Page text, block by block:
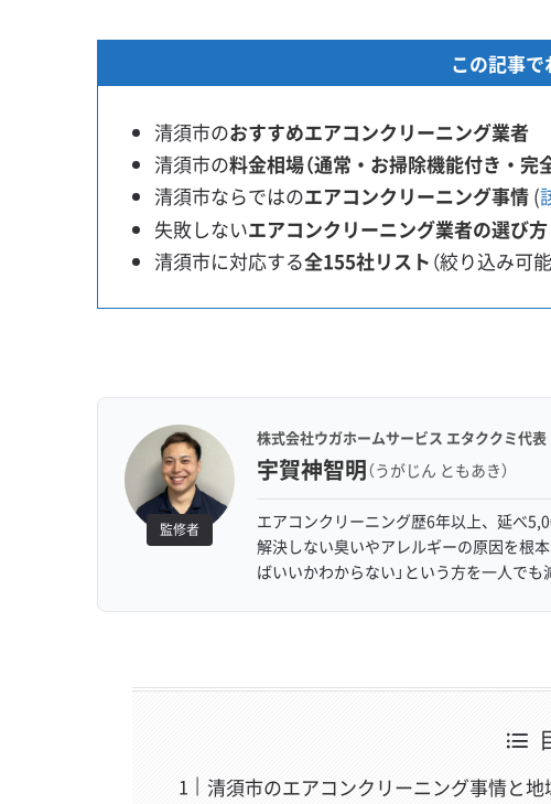
この記事で
清須市のおすすめエアコンクリーニング業者
清須市の料金相場（通常・お掃除機能付き・完
清須市ならではのエアコンクリーニング事情 (
失敗しないエアコンクリーニング業者の選び方
清須市に対応する全155社リスト （絞り込み可能
監修者
株式会社ウガホームサービス エタククミ代表
宇賀神智明（うがじん ともあき）
エアコンクリーニング歴6年以上、延べ
解決しない臭いやアレルギーの原因を根
ばいいかわからない」という方を一人で
清須市のエアコンクリーニング事情と地